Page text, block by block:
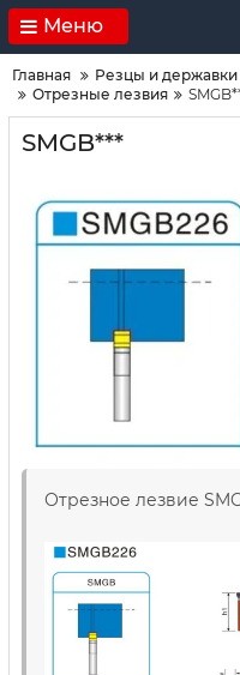
Меню
Главная Резцы и державки
Отрезные лезвия
SMGB***
Отрезное лезвие